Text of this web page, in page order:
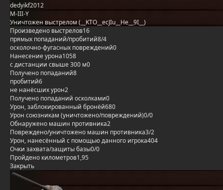
dedyikf2012
M-III-Y
Уничтожен выстрелом (__KTO__ecJIu__He__9I__)
Произведено выстрелов16
прямых попаданий/пробитий8/4
осколочно-фугасных повреждений0
Нанесение урона1058
с дистанции свыше 300 м0
Получено попаданий8
пробитий6
не нанёсших урон2
Получено попаданий осколками0
Урон, заблокированный бронёй680
Урон союзникам (уничтожено/повреждений)0/0
Обнаружено машин противника2
Повреждено/уничтожено машин противника3/2
Урон, нанесённый с помощью данного игрока404
Очки захвата/защиты базы0/0
Пройдено километров1,95
Закрыть